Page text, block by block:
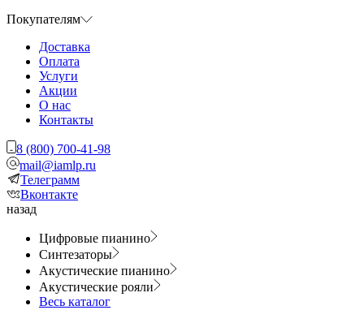
Покупателям
Доставка
Оплата
Услуги
Акции
О нас
Контакты
8 (800) 700-41-98
mail@iamlp.ru
Телеграмм
Вконтакте
назад
Цифровые пианино
Синтезаторы
Акустические пианино
Акустические рояли
Весь каталог